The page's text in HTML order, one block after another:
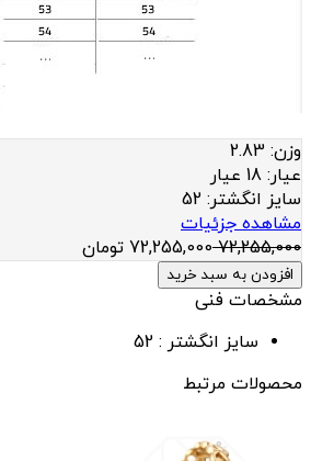
وزن: 2.83
عيار: 18 عیار
سایز انگشتر: 52
مشاهده جزئیات
72,255,000
72,255,000 تومان
افزودن به سبد خرید
مشخصات فنی
سایز انگشتر : 52
محصولات مرتبط